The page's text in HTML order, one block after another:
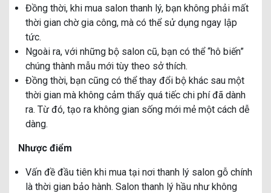
Đồng thời, khi mua salon thanh lý, bạn không phải mất
thời gian chờ gia công, mà có thể sử dụng ngay lập
tức.
Ngoài ra, với những bộ salon cũ, bạn có thể “hô biến”
chúng thành mẫu mới tùy theo sở thích.
Đồng thời, bạn cũng có thể thay đổi bộ khác sau một
thời gian mà không cảm thấy quá tiếc chi phí đã dành
ra. Từ đó, tạo ra không gian sống mới mẻ một cách dễ
dàng.
Nhược điểm
Vấn đề đầu tiên khi mua tại nơi thanh lý salon gỗ chính
là thời gian bảo hành. Salon thanh lý hầu như không